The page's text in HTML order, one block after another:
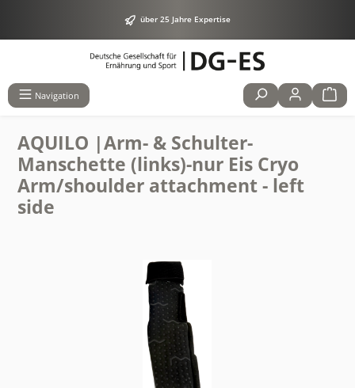
über 25 Jahre Expertise
Navigation
AQUILO |Arm- & Schulter-
Manschette (links)-nur Eis Cryo
Arm/shoulder attachment - left
side